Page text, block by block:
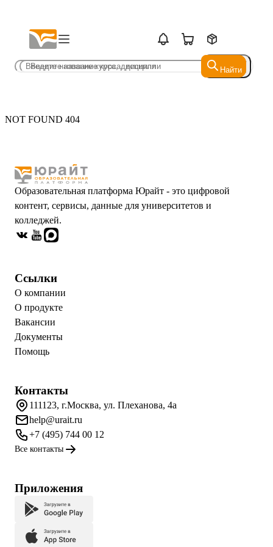
Найти
Найти
NOT FOUND 404
Образовательная платформа Юрайт - это цифровой
контент, сервисы, данные для университетов и
колледжей.
Ссылки
О компании
О продукте
Вакансии
Документы
Помощь
Контакты
111123, г.Москва, ул. Плеханова, 4а
help@urait.ru
+7 (495) 744 00 12
Все контакты
Приложения